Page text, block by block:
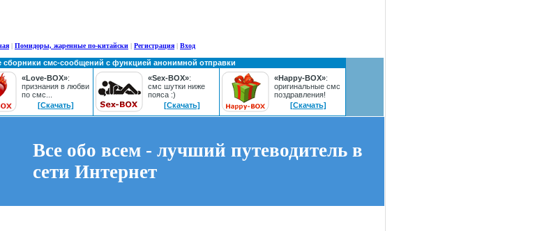
| Помидоры, жаренные по-китайски | Регистрация | Вход
сборники смс-сообщений с функцией анонимной отправки
«Love-BOX»:
признания в любви
по смс...
[Скачать]
«Sex-BOX»:
смс шутки ниже
пояса :)
[Скачать]
«Happy-BOX»:
оригинальные смс
поздравления!
[Скачать]
Все обо всем - лучший путеводитель в
сети Интернет